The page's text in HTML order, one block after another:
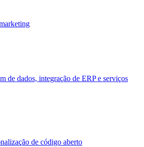
de dados, integração de ERP e serviços
de código aberto